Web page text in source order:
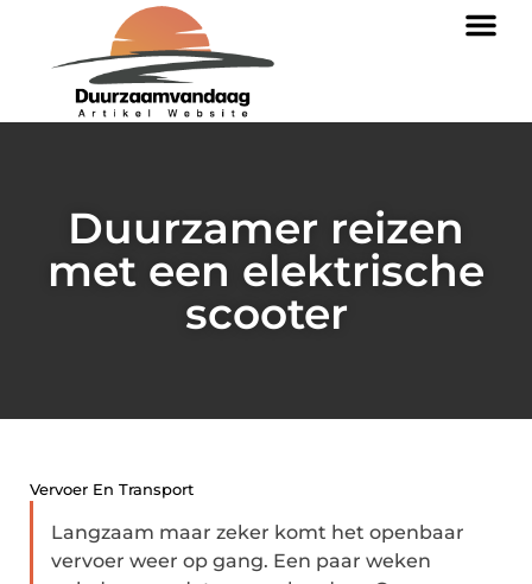
Duurzamer reizen
met een elektrische
scooter
Vervoer En Transport
Langzaam maar zeker komt het openbaar
vervoer weer op gang. Een paar weken